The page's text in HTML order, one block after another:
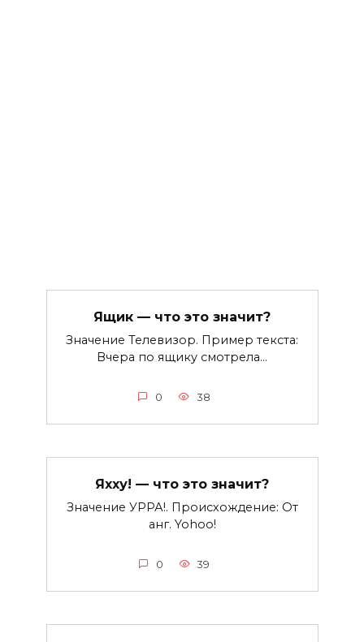
Ящик — что это значит?
Значение Телевизор. Пример текста:
Вчера по ящику смотрела…
0 38
Яхху! — что это значит?
Значение УРРА!. Происхождение: От
анг. Yohoo!
0 39